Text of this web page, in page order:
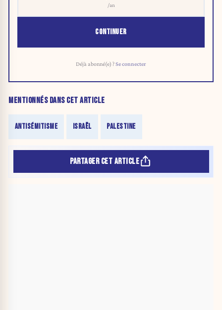
/an
CONTINUER
Déjà abonné(e) ?Se connecter
MENTIONNÉS DANS CET ARTICLE
ANTISÉMITISME ISRAËL PALESTINE
PARTAGER CET ARTICLE